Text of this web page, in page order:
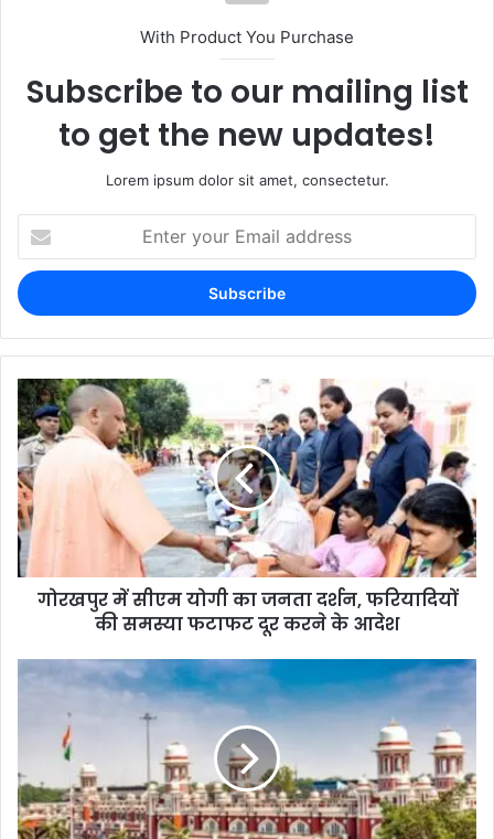
With Product You Purchase
Subscribe to our mailing list
to get the new updates!
Lorem ipsum dolor sit amet, consectetur.
गोरखपुर में सीएम योगी का जनता दर्शन, फरियादियों
की समस्या फटाफट दूर करने के आदेश